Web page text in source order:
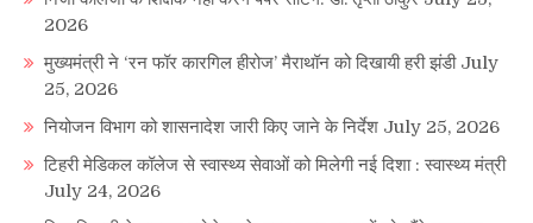
2026
मुख्यमंत्री ने ‘रन फॉर कारगिल हीरोज’ मैराथॉन को दिखायी हरी झंडी July
25, 2026
नियोजन विभाग को शासनादेश जारी किए जाने के निर्देश July 25, 2026
टिहरी मेडिकल कॉलेज से स्वास्थ्य सेवाओं को मिलेगी नई दिशा : स्वास्थ्य मंत्री
July 24, 2026